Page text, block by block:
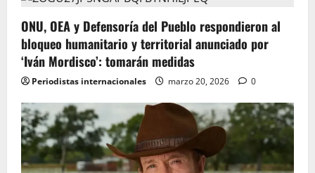
g
a
t
i
o
n
ONU, OEA y Defensoría del Pueblo respondieron al
bloqueo humanitario y territorial anunciado por
‘Iván Mordisco’: tomarán medidas
Periodistas internacionales marzo 20, 2026 0